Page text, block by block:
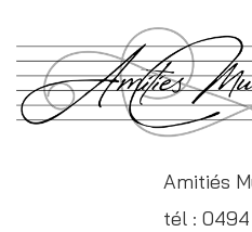
Amitiés
tél : 0494